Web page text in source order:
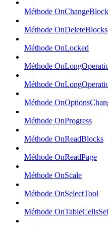
Méthode
Méthode OnDeleteBlocks
Méthode OnLocked
Méthode
Méthode
Méthode
Méthode OnProgress
Méthode OnReadBlocks
Méthode OnReadPage
Méthode OnScale
Méthode OnSelectTool
Méthode